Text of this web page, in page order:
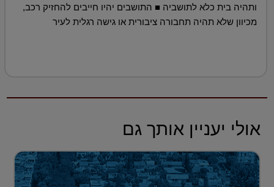
ותהיה בית כלא לתושביה ■ התושבים יהיו חייבים להחזיק רכב,
מכיוון שלא תהיה תחבורה ציבורית או גישה רגלית לעיר
אולי יעניין אותך גם